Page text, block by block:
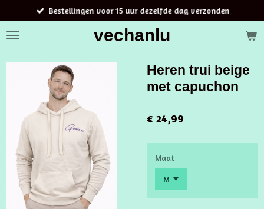
direct
naar
hoofdinhoud
vechanlu
Bestellingen voor 15 uur dezelfde dag verzonden
Heren trui beige
met capuchon
€ 24,99
Maat